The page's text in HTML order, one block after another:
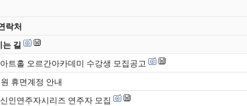
락처
는 길
트홀 오르간아카데미 수강생 모집공고
휴면계정 안내
인연주자시리즈 연주자 모집